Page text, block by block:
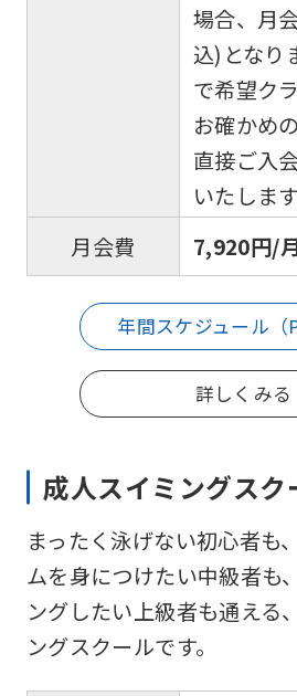
場合、月
込)となり
で希望ク
お確かめ
直接ご入
いたします
月会費
7,920円/
年間スケジュール（
詳しくみる
成人スイミングスク
まったく泳げない初心者も
ムを身につけたい中級者も
ングしたい上級者も通える
ングスクールです。